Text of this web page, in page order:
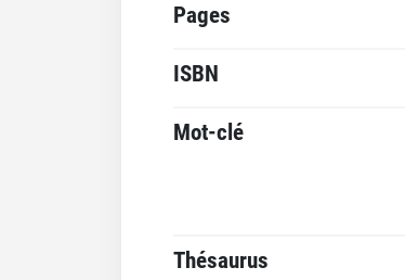
Pages
ISBN
Mot-clé
Thésaurus